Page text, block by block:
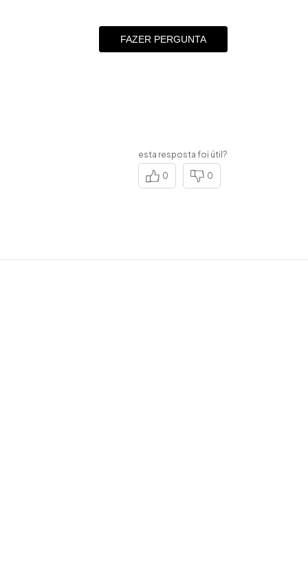
FAZER PERGUNTA
esta resposta foi útil?
0 0